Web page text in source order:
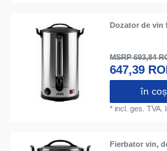
Dozator de vin
MSRP 693,84
647,39
în
*incl. ges. TVA.
Fierbator vin,